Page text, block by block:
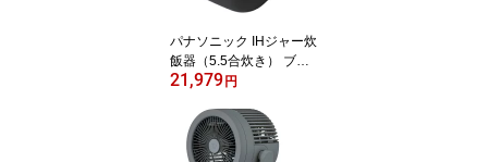
パナソニック IHジャー炊
飯器（5.5合炊き） ブラ
ック SR-N210E-K Panas
210EK]
21,979円